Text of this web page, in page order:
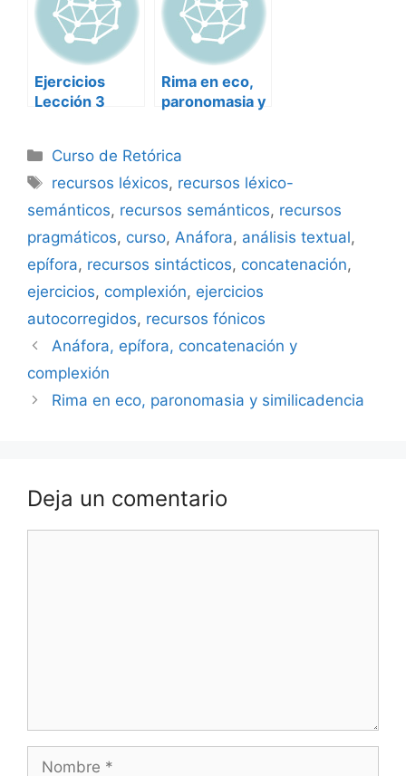
Ejercicios
Lección 3
Rima en eco,
paronomasia y
Categorías
Curso de Retórica
Etiquetas
recursos léxicos, recursos léxico-
semánticos, recursos semánticos, recursos
pragmáticos, curso, Anáfora, análisis textual,
epífora, recursos sintácticos, concatenación,
ejercicios, complexión, ejercicios
autocorregidos, recursos fónicos
Anáfora, epífora, concatenación y
complexión
Rima en eco, paronomasia y similicadencia
Deja un comentario